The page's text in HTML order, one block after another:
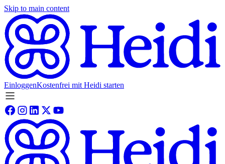
Skip to main content
EinloggenKostenfrei mit Heidi starten